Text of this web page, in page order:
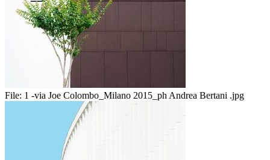
File: 1 -via Joe Colombo_Milano 2015_ph Andrea Bertani .jpg